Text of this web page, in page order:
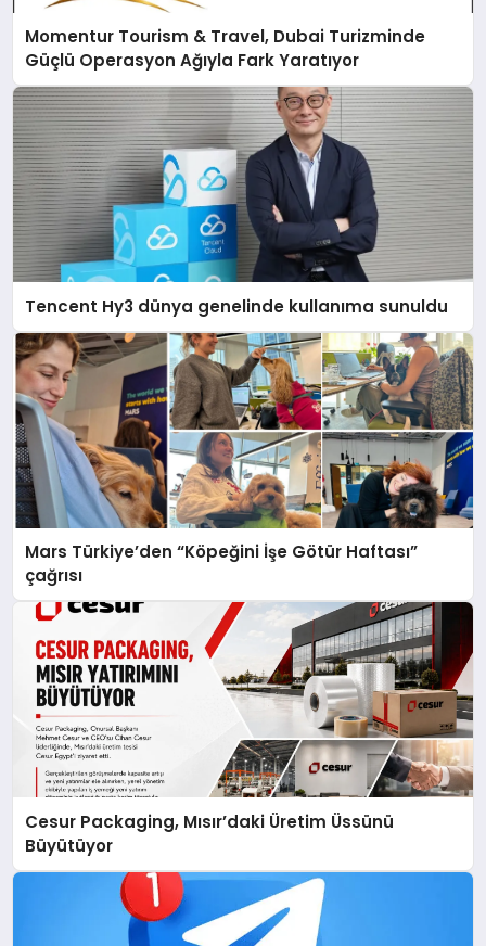
Momentur Tourism & Travel, Dubai Turizminde
Güçlü Operasyon Ağıyla Fark Yaratıyor
Tencent Hy3 dünya genelinde kullanıma sunuldu
Mars Türkiye’den “Köpeğini İşe Götür Haftası”
çağrısı
Cesur Packaging, Mısır’daki Üretim Üssünü
Büyütüyor